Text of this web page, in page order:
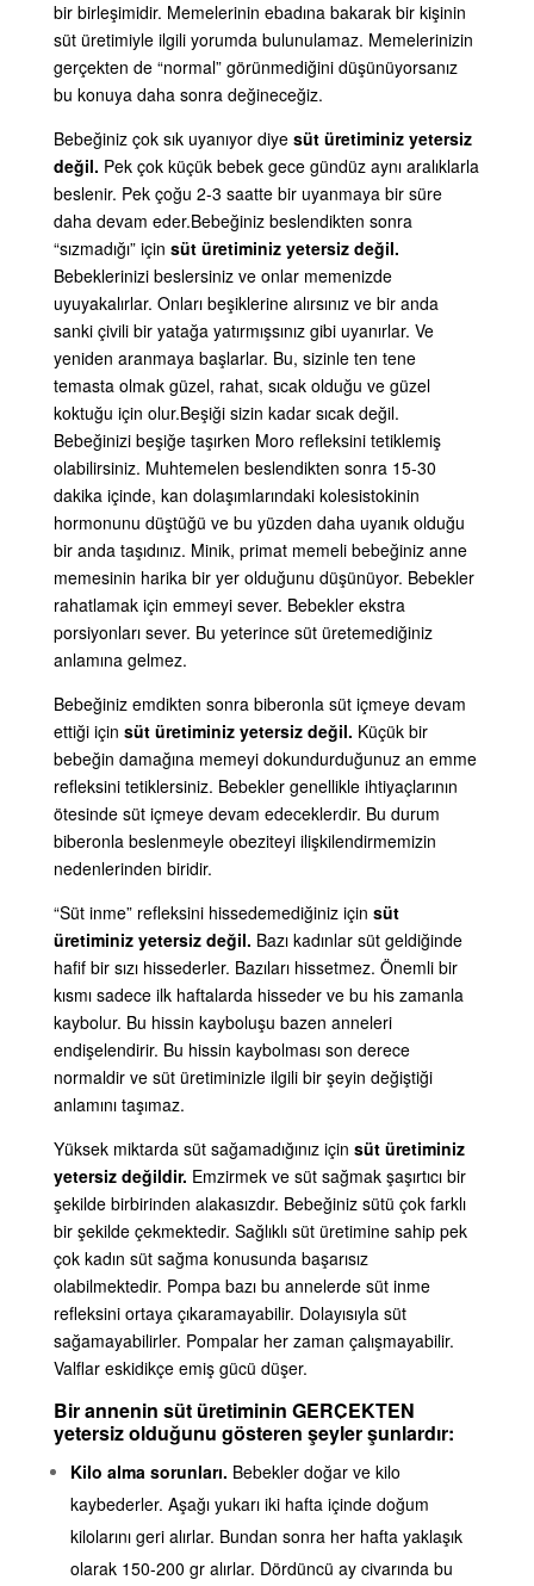
bir birleşimidir. Memelerinin ebadına bakarak bir kişinin
süt üretimiyle ilgili yorumda bulunulamaz. Memelerinizin
gerçekten de “normal” görünmediğini düşünüyorsanız
bu konuya daha sonra değineceğiz.
Bebeğiniz çok sık uyanıyor diye süt üretiminiz yetersiz
değil. Pek çok küçük bebek gece gündüz aynı aralıklarla
beslenir. Pek çoğu 2-3 saatte bir uyanmaya bir süre
daha devam eder.Bebeğiniz beslendikten sonra
“sızmadığı” için süt üretiminiz yetersiz değil.
Bebeklerinizi beslersiniz ve onlar memenizde
uyuyakalırlar. Onları beşiklerine alırsınız ve bir anda
sanki çivili bir yatağa yatırmışsınız gibi uyanırlar. Ve
yeniden aranmaya başlarlar. Bu, sizinle ten tene
temasta olmak güzel, rahat, sıcak olduğu ve güzel
koktuğu için olur.Beşiği sizin kadar sıcak değil.
Bebeğinizi beşiğe taşırken Moro refleksini tetiklemiş
olabilirsiniz. Muhtemelen beslendikten sonra 15-30
dakika içinde, kan dolaşımlarındaki kolesistokinin
hormonunu düştüğü ve bu yüzden daha uyanık olduğu
bir anda taşıdınız. Minik, primat memeli bebeğiniz anne
memesinin harika bir yer olduğunu düşünüyor. Bebekler
rahatlamak için emmeyi sever. Bebekler ekstra
porsiyonları sever. Bu yeterince süt üretemediğiniz
anlamına gelmez.
Bebeğiniz emdikten sonra biberonla süt içmeye devam
ettiği için süt üretiminiz yetersiz değil. Küçük bir
bebeğin damağına memeyi dokundurduğunuz an emme
refleksini tetiklersiniz. Bebekler genellikle ihtiyaçlarının
ötesinde süt içmeye devam edeceklerdir. Bu durum
biberonla beslenmeyle obeziteyi ilişkilendirmemizin
nedenlerinden biridir.
“Süt inme” refleksini hissedemediğiniz için süt
üretiminiz yetersiz değil. Bazı kadınlar süt geldiğinde
hafif bir sızı hissederler. Bazıları hissetmez. Önemli bir
kısmı sadece ilk haftalarda hisseder ve bu his zamanla
kaybolur. Bu hissin kayboluşu bazen anneleri
endişelendirir. Bu hissin kaybolması son derece
normaldir ve süt üretiminizle ilgili bir şeyin değiştiği
anlamını taşımaz.
Yüksek miktarda süt sağamadığınız için süt üretiminiz
yetersiz değildir. Emzirmek ve süt sağmak şaşırtıcı bir
şekilde birbirinden alakasızdır. Bebeğiniz sütü çok farklı
bir şekilde çekmektedir. Sağlıklı süt üretimine sahip pek
çok kadın süt sağma konusunda başarısız
olabilmektedir. Pompa bazı bu annelerde süt inme
refleksini ortaya çıkaramayabilir. Dolayısıyla süt
sağamayabilirler. Pompalar her zaman çalışmayabilir.
Valflar eskidikçe emiş gücü düşer.
Bir annenin süt üretiminin GERÇEKTEN
yetersiz olduğunu gösteren şeyler şunlardır:
Kilo alma sorunları. Bebekler doğar ve kilo
kaybederler. Aşağı yukarı iki hafta içinde doğum
kilolarını geri alırlar. Bundan sonra her hafta yaklaşık
olarak 150-200 gr alırlar. Dördüncü ay civarında bu